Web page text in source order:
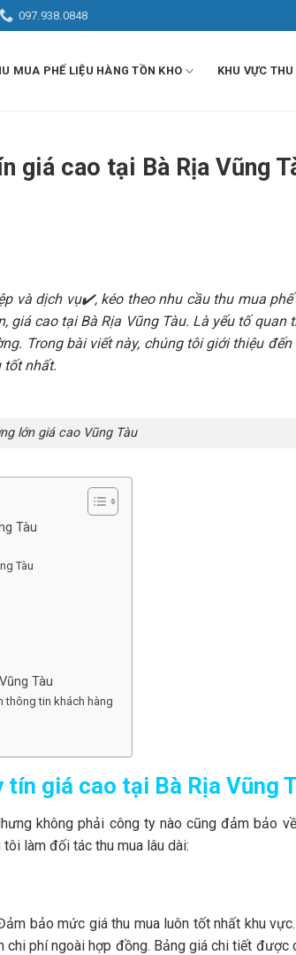
097.938.0848
MUA PHẾ LIỆU HÀNG TỒN KHO KHU VỰC
giá cao tại Bà Rịa Vũng
và dịch vụ✔️, kéo theo nhu cầu thu mua
cao tại Bà Rịa Vũng Tàu. Là yếu tố quan
Trong bài viết này, chúng tôi giới thiệu đến
tốt nhất.
lớn giá cao Vũng Tàu
Tàu
Tàu
Tàu
thông tin khách hàng
giá cao tại Bà Rịa Vũng
không phải công ty nào cũng đảm bảo
làm đối tác thu mua lâu dài:
bảo mức giá thu mua luôn tốt nhất khu
phí ngoài hợp đồng. Bảng giá chi tiết được